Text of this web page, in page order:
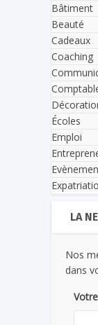
Bâtiment
Beauté
Cadeaux
Coaching
Écoles
Emploi
LA
Nos
dans